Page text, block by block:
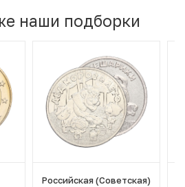
наши подборки
Российская (Советская)